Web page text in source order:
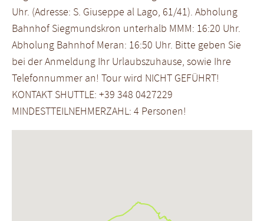
Uhr. (Adresse: S. Giuseppe al Lago, 61/41). Abholung
Bahnhof Siegmundskron unterhalb MMM: 16:20 Uhr.
Abholung Bahnhof Meran: 16:50 Uhr. Bitte geben Sie
bei der Anmeldung Ihr Urlaubszuhause, sowie Ihre
Telefonnummer an! Tour wird NICHT GEFÜHRT!
KONTAKT SHUTTLE: +39 348 0427229
MINDESTTEILNEHMERZAHL: 4 Personen!